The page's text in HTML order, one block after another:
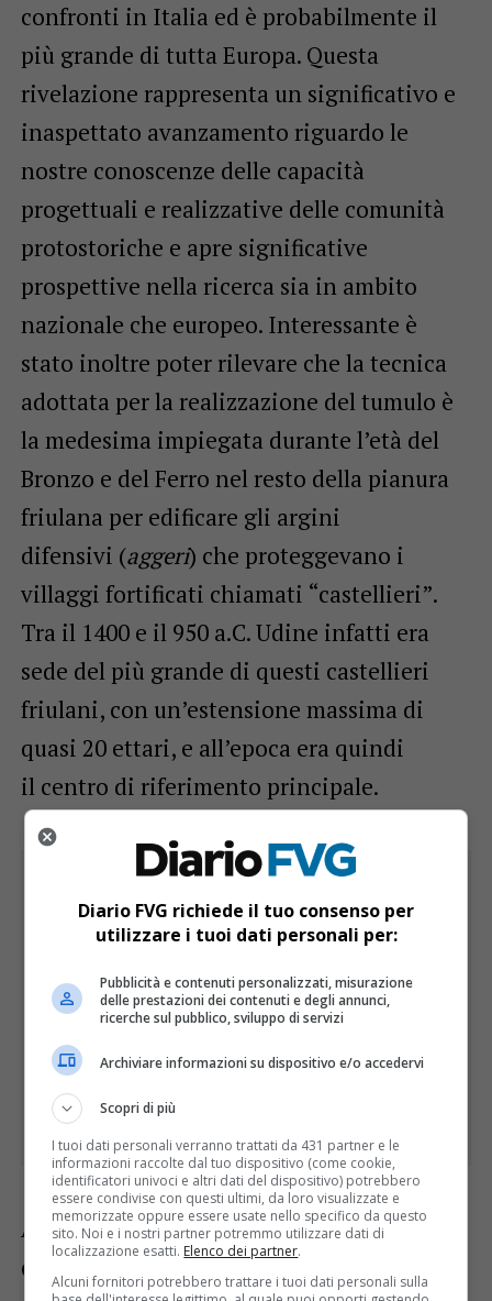
confronti in Italia ed è probabilmente il
più grande di tutta Europa. Questa
rivelazione rappresenta un significativo e
inaspettato avanzamento riguardo le
nostre conoscenze delle capacità
progettuali e realizzative delle comunità
protostoriche e apre significative
prospettive nella ricerca sia in ambito
nazionale che europeo. Interessante è
stato inoltre poter rilevare che la tecnica
adottata per la realizzazione del tumulo è
la medesima impiegata durante l’età del
Bronzo e del Ferro nel resto della pianura
friulana per edificare gli argini
difensivi (aggeri) che proteggevano i
villaggi fortificati chiamati “castellieri”.
Tra il 1400 e il 950 a.C. Udine infatti era
sede del più grande di questi castellieri
friulani, con un’estensione massima di
quasi 20 ettari, e all’epoca era quindi
il centro di riferimento principale.
Al momento rimane incerta la funzione di
questa collina di enormi dimensioni,
Diario FVG richiede il tuo consenso per
utilizzare i tuoi dati personali per:
Pubblicità e contenuti personalizzati, misurazione
delle prestazioni dei contenuti e degli annunci,
ricerche sul pubblico, sviluppo di servizi
Archiviare informazioni su dispositivo e/o accedervi
Scopri di più
I tuoi dati personali verranno trattati da 431 partner e le
informazioni raccolte dal tuo dispositivo (come cookie,
identificatori univoci e altri dati del dispositivo) potrebbero
essere condivise con questi ultimi, da loro visualizzate e
memorizzate oppure essere usate nello specifico da questo
sito. Noi e i nostri partner potremmo utilizzare dati di
localizzazione esatti. Elenco dei partner.
Alcuni fornitori potrebbero trattare i tuoi dati personali sulla